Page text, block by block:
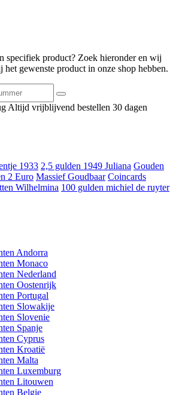
specifiek product? Zoek hieronder en wij
gewenste product in onze shop hebben.
Altijd vrijblijvend bestellen 30 dagen
1933 2,5 gulden 1949 Juliana Gouden
2 Euro Massief Goudbaar Coincards
Wilhelmina 100 gulden michiel de ruyter
Andorra
Monaco
Nederland
Oostenrijk
Portugal
Slowakije
Slovenie
Spanje
Cyprus
Kroatië
Malta
Luxemburg
Litouwen
Belgie